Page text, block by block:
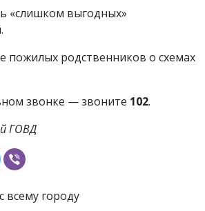
«слишком выгодных»
пожилых родственников о схемах
звонке — звоните 102.
ГОВД